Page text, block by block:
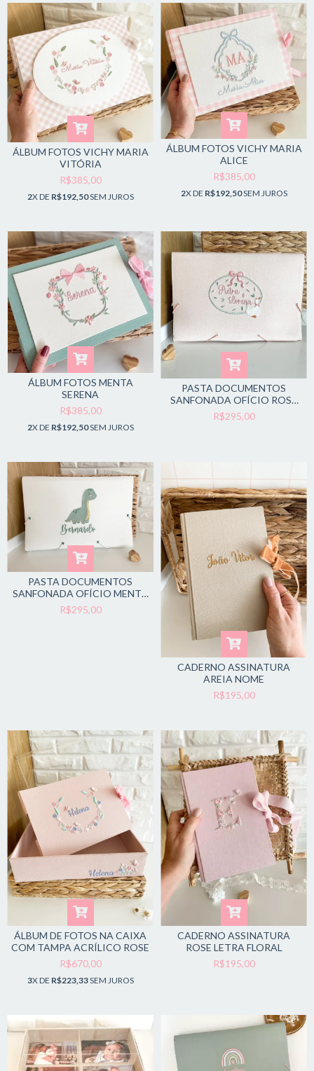
ÁLBUM FOTOS VICHY MARIA
VITÓRIA
R$385,00
2X DE R$192,50SEM JUROS
ÁLBUM FOTOS VICHY MARIA
ALICE
R$385,00
2X DE R$192,50SEM JUROS
ÁLBUM FOTOS MENTA
SERENA
R$385,00
2X DE R$192,50SEM JUROS
PASTA DOCUMENTOS
SANFONADA OFÍCIO ROSE
CLARO PATINHO
R$295,00
PASTA DOCUMENTOS
SANFONADA OFÍCIO MENTA
DINO
R$295,00
CADERNO ASSINATURA
AREIA NOME
R$195,00
ÁLBUM DE FOTOS NA CAIXA
COM TAMPA ACRÍLICO ROSE
R$670,00
3X DE R$223,33SEM JUROS
CADERNO ASSINATURA
ROSE LETRA FLORAL
R$195,00